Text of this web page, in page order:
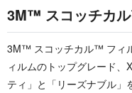
3M™ スコッチカ
3M™ スコッチカル™ フィ
ィルムのトップグレード、
ティ」と「リーズナブル」